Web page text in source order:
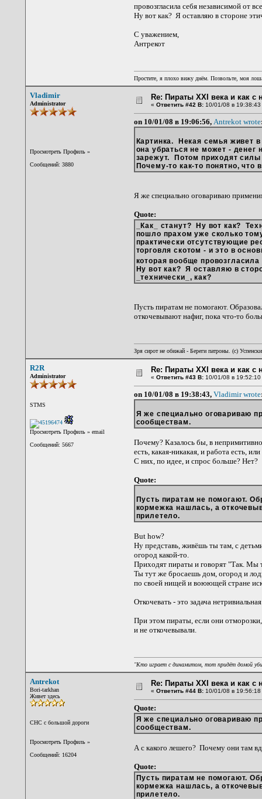
провозгласила себя независимой от
Ну вот как? Я оставляю в стороне
С уважением,
Антрекот
Простите, я плохо вижу днём. Позвольте, моя
Vladimir
Administrator
Просмотреть Профиль»
Сообщений: 3880
Re: Пираты XXI века и как с
« Ответить #42 В:10/01/08 в 19:38:43
on 10/01/08 в 19:06:56, Antrekot wrote
Картинка. Некая семья живет
она убраться не может - денег
зарежут. Потом приходят силы
Почему-то как-то понятно, что
Я же специально оговариваю
Quote:
_Как_ станут? Ну вот как?
пошло прахом уже сколько
практически отсутствующие
торговля скотом - и это в
которая вообще
Ну вот как? Я оставляю в
_технически_, как?
Пусть пиратам не помогают.
откочевывают нафиг, пока что-то
Зря сирот не обижай - Береги патроны. (c)
R2R
Administrator
STMS
Просмотреть Профиль» email
Сообщений: 5667
Re: Пираты XXI века и как с
« Ответить #43 В:10/01/08 в 19:52:10
on 10/01/08 в 19:38:43, Vladimir wrote
Я же специально оговариваю
сообществам.
Почему? Казалось бы, в
есть, какая-никакая, и работа есть,
С них, по идее, и спрос больше? Нет?
Quote:
Пусть пиратам не помогают.
кормежка нашлась, а
прилетело.
But how?
Ну представь, живёшь ты там, с
огород какой-то.
Приходят пираты и говорят "Так. Мы
Ты тут же бросаешь дом, огород и
по своей нищей и воюющей стране
Откочевать - это задача
При этом пираты, если они
и не откочевывали.
"Кто играет с динамитом, тот придёт домой
Antrekot
Bori-tarkhan
Живет здесь
CНС с большой дороги
Просмотреть Профиль»
Сообщений: 16204
Re: Пираты XXI века и как с
« Ответить #44 В:10/01/08 в 19:56:18
Quote:
Я же специально оговариваю
сообществам.
А с какого лешего? Почему они там
Quote:
Пусть пиратам не помогают.
кормежка нашлась, а
прилетело.